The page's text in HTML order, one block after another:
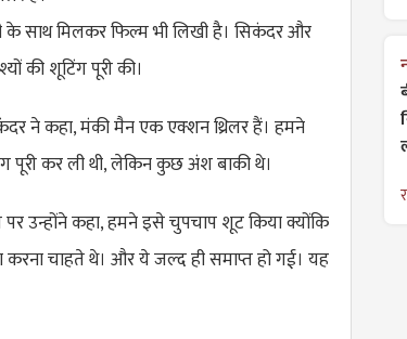
साथ मिलकर फिल्म भी लिखी है। सिकंदर और
की शूटिंग पूरी की।
ने कहा, मंकी मैन एक एक्शन थ्रिलर हैं। हमने
कर ली थी, लेकिन कुछ अंश बाकी थे।
पर उन्होंने कहा, हमने इसे चुपचाप शूट किया क्योंकि
चाहते थे। और ये जल्द ही समाप्त हो गई। यह